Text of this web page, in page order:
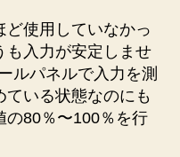
使用していなかっ
も入力が安定しませ
ルパネルで入力を測
いる状態なのにも
の80％〜100％を行